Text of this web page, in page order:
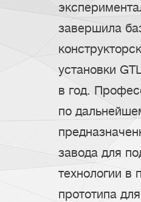
завершила
установки
в год.
по
завода для
технологии в
прототипа